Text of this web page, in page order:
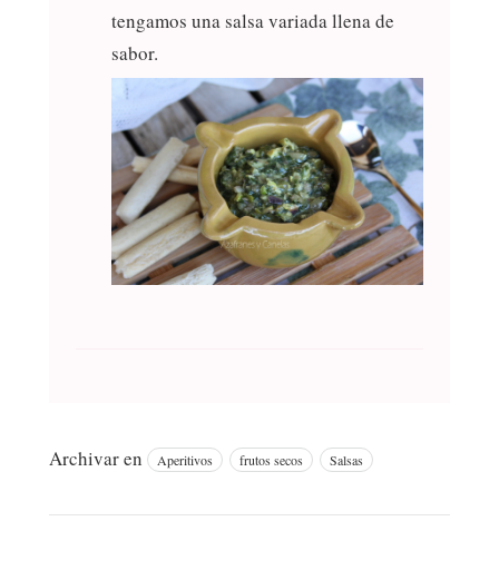
tengamos una salsa variada llena de
sabor.
Archivar en Aperitivos frutos secos Salsas